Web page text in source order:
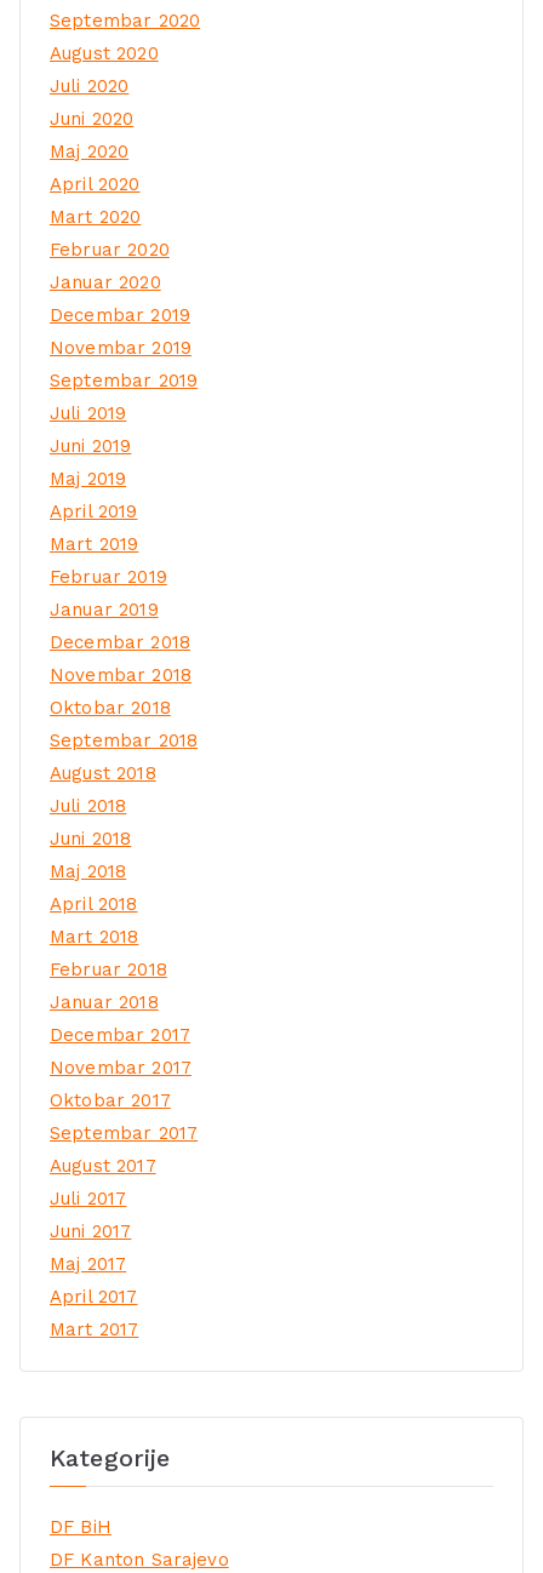
Septembar 2020
August 2020
Juli 2020
Juni 2020
Maj 2020
April 2020
Mart 2020
Februar 2020
Januar 2020
Decembar 2019
Novembar 2019
Septembar 2019
Juli 2019
Juni 2019
Maj 2019
April 2019
Mart 2019
Februar 2019
Januar 2019
Decembar 2018
Novembar 2018
Oktobar 2018
Septembar 2018
August 2018
Juli 2018
Juni 2018
Maj 2018
April 2018
Mart 2018
Februar 2018
Januar 2018
Decembar 2017
Novembar 2017
Oktobar 2017
Septembar 2017
August 2017
Juli 2017
Juni 2017
Maj 2017
April 2017
Mart 2017
Kategorije
DF BiH
DF Kanton Sarajevo